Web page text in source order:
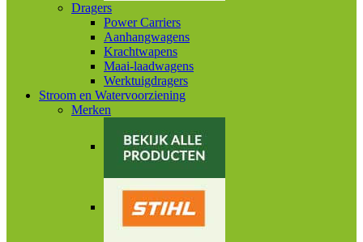
Dragers
Power Carriers
Aanhangwagens
Krachtwapens
Maai-laadwagens
Werktuigdragers
Stroom en Watervoorziening
Merken